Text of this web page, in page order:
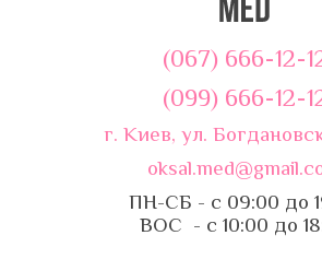
(067) 666-12-
(099) 666-12-
г. Киев, ул.
ПН-СБ - с 09:00 до
ВОС - с 10:00 до